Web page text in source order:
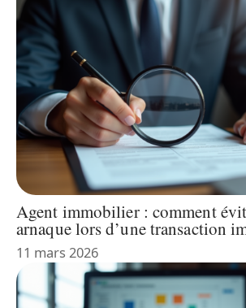
Agent immobilier : comment
arnaque lors d’une transaction
11 mars 2026